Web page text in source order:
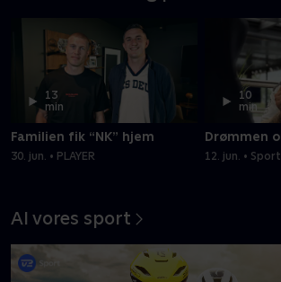
13
min
Familien fik “NK” hjem
30. jun. • PLAYER
10
min
Drømmen
12. jun. •
Al vores sport